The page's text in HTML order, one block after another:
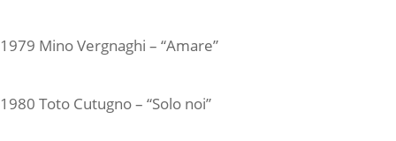
1979 Mino Vergnaghi – “Amare”
1980 Toto Cutugno – “Solo noi”